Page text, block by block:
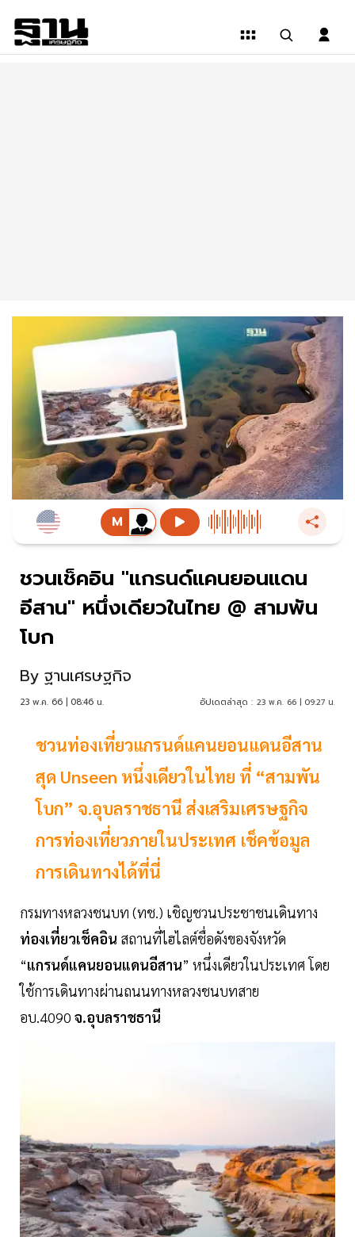
ชวนเช็คอิน "แกรนด์แคนยอนแดน
อีสาน" หนึ่งเดียวในไทย @ สามพัน
โบก
By ฐานเศรษฐกิจ
23 พ.ค. 66 | 08:46 น. อัปเดตล่าสุด : 23 พ.ค. 66 | 09:27 น.
ชวนท่องเที่ยวแกรนด์แคนยอนแดนอีสาน
สุด Unseen หนึ่งเดียวในไทย ที่ “สามพัน
โบก” จ.อุบลราชธานี ส่งเสริมเศรษฐกิจ
การท่องเที่ยวภายในประเทศ เช็คข้อมูล
การเดินทางได้ที่นี่
กรมทางหลวงชนบท (ทช.) เชิญชวนประชาชนเดินทาง
ท่องเที่ยวเช็คอิน สถานที่ไฮไลต์ชื่อดังของจังหวัด
“แกรนด์แคนยอนแดนอีสาน” หนึ่งเดียวในประเทศ โดย
ใช้การเดินทางผ่านถนนทางหลวงชนบทสาย
อบ.4090 จ.อุบลราชธานี